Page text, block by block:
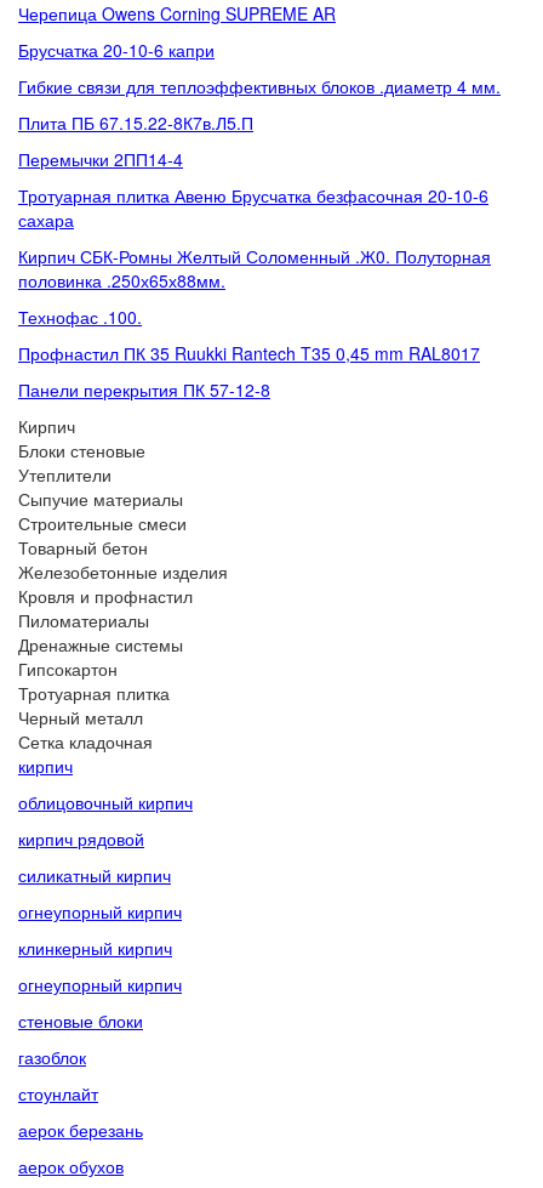
Черепица Owens Corning SUPREME AR
Брусчатка 20-10-6 капри
Гибкие связи для теплоэффективных блоков .диаметр 4 мм.
Плита ПБ 67.15.22-8К7в.Л5.П
Перемычки 2ПП14-4
Тротуарная плитка Авеню Брусчатка безфасочная 20-10-6
сахара
Кирпич СБК-Ромны Желтый Соломенный .Ж0. Полуторная
половинка .250х65х88мм.
Технофас .100.
Профнастил ПК 35 Ruukki Rantech T35 0,45 mm RAL8017
Панели перекрытия ПК 57-12-8
Кирпич
Блоки стеновые
Утеплители
Сыпучие материалы
Строительные смеси
Товарный бетон
Железобетонные изделия
Кровля и профнастил
Пиломатериалы
Дренажные системы
Гипсокартон
Тротуарная плитка
Черный металл
Сетка кладочная
кирпич
облицовочный кирпич
кирпич рядовой
силикатный кирпич
огнеупорный кирпич
клинкерный кирпич
огнеупорный кирпич
стеновые блоки
газоблок
стоунлайт
аерок березань
аерок обухов